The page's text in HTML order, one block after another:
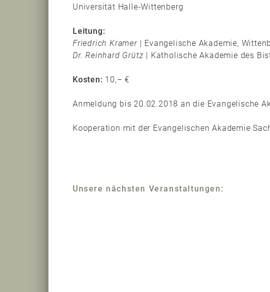
Universität Halle-Wittenberg
Leitung:
Friedrich Kramer| Evangelische Akademie,
Dr. Reinhard Grütz | Katholische Akademie des
Kosten: 10,– €
Anmeldung bis 20.02.2018 an die Evangelische
Kooperation mit der Evangelischen Akademie
Unsere nächsten Veranstaltungen: